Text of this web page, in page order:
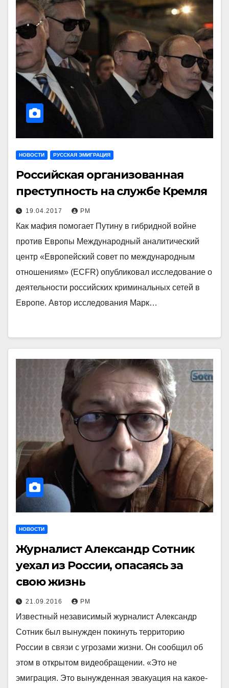
НОВОСТИ РУССКАЯ ЭМИГРАЦИЯ
Российская организованная
преступность на службе Кремля
19.04.2017 РМ
Как мафия помогает Путину в гибридной войне
против Европы Международный аналитический
центр «Европейский совет по международным
отношениям» (ECFR) опубликовал исследование о
деятельности российских криминальных сетей в
Европе. Автор исследования Марк…
НОВОСТИ
Журналист Александр Сотник
уехал из России, опасаясь за
свою жизнь
21.09.2016 РМ
Известный независимый журналист Александр
Сотник был вынужден покинуть территорию
России в связи с угрозами жизни. Он сообщил об
этом в открытом видеобращении. «Это не
эмиграция. Это вынужденная эвакуация на какое-